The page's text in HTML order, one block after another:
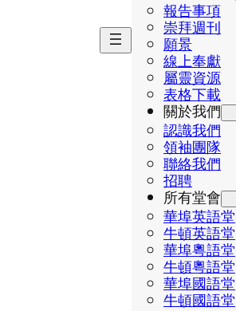
報告事項
崇拜週刊
願景
線上奉獻
屬靈資源
表格下載
關於我們
認識我們
領袖團隊
聯絡我們
招聘
所有堂會
華埠英語堂
牛頓英語堂
華埠粵語堂
牛頓粵語堂
華埠國語堂
牛頓國語堂